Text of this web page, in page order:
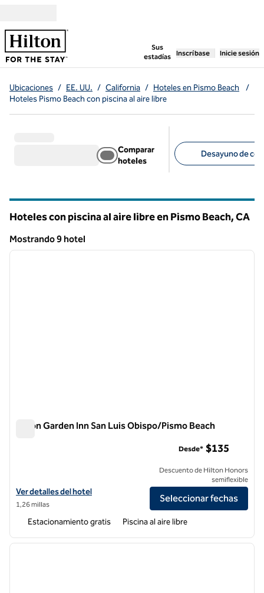
Sus
estadías
, abre una pestaña
Inscríbase Inicie sesión
Ubicaciones / EE. UU. / California / Hoteles en Pismo Beach
/
Hoteles Pismo Beach con piscina al aire libre
Comparar
hoteles
Desayuno de
Hoteles con piscina al aire libre en Pismo Beach,CA
Mostrando 9 hotel
Mostrando 9 hotel
1 de 12
Hilton Garden Inn San Luis Obispo/Pismo Beach
Ver detalles del hotel Hilton Garden Inn San Luis Obispo/Pismo
Ver detalles del hotel
1,26 millas
Desde* $135
Descuento de Hilton Honors
semiflexible
Seleccionar fechas
Estacionamiento gratis Piscina al aire libre
1 de 12